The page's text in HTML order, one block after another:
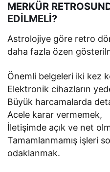
MERKÜR
EDİLMELİ?
Astrolojiye göre retro
daha fazla özen
Önemli belgeleri iki kez
Elektronik cihazların
Büyük harcamalarda
Acele karar vermemek,
İletişimde açık ve net
Tamamlanmamış işleri
odaklanmak.